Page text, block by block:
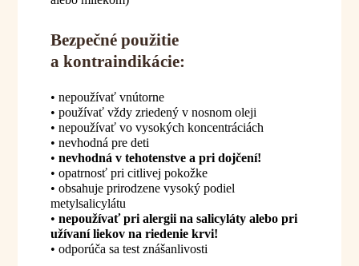
Bezpečné použitie
a kontraindikácie:
• nepoužívať vnútorne
• používať vždy zriedený v nosnom oleji
• nepoužívať vo vysokých koncentráciách
• nevhodná pre deti
• nevhodná v tehotenstve a pri dojčení!
• opatrnosť pri citlivej pokožke
• obsahuje prirodzene vysoký podiel
metylsalicylátu
• nepoužívať pri alergii na salicyláty alebo pri
užívaní liekov na riedenie krvi!
• odporúča sa test znášanlivosti